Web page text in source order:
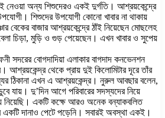
নেওয়া অন্য শিশুদেরও একই দুর্গতি। আশ্রয়কেন্দ্রে
শিশুদের উপযোগী কোনো খাবার না থাকায়
বেকের বাজার আশ্রয়কেন্দ্রে ঠাঁই নিয়েছেন মোছলেহ
চিড়া, মুড়ি ও গুড় পেয়েছেন। এখন খাবার ও সুপেয়
সদরের বোগদাদিয়া এলাকার বাগদাদ কনভেনশন
আশ্রয়কেন্দ্র থেকে প্রায় দুই কিলোমিটার দূরে তাঁর
ঠিকানা এখন এ আশ্রয়কেন্দ্র। নুরুল আবছার বলেন,
যায়। দু’দিন আগে পরিবারের সদস্যদের নিয়ে
নিয়েছি। একটি কক্ষে আরও অনেক বন্যাকবলিত
একটি দানাও পেটে পড়েনি। সবারই অবস্থা একই।